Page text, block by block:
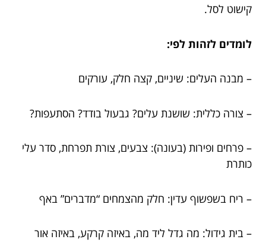
קישוט לסל.
לומדים לזהות לפי:
– מבנה העלים: שיניים, קצה חלק, עורקים
– צורה כללית: שושנת עלים? גבעול בודד? הסתעפות?
– פרחים ופירות (בעונה): צבעים, צורת תפרחת, סדר עלי
כותרת
– ריח בשפשוף עדין: חלק מהצמחים “מדברים” באף
– בית גידול: מה גדל ליד מה, באיזה קרקע, באיזה אור